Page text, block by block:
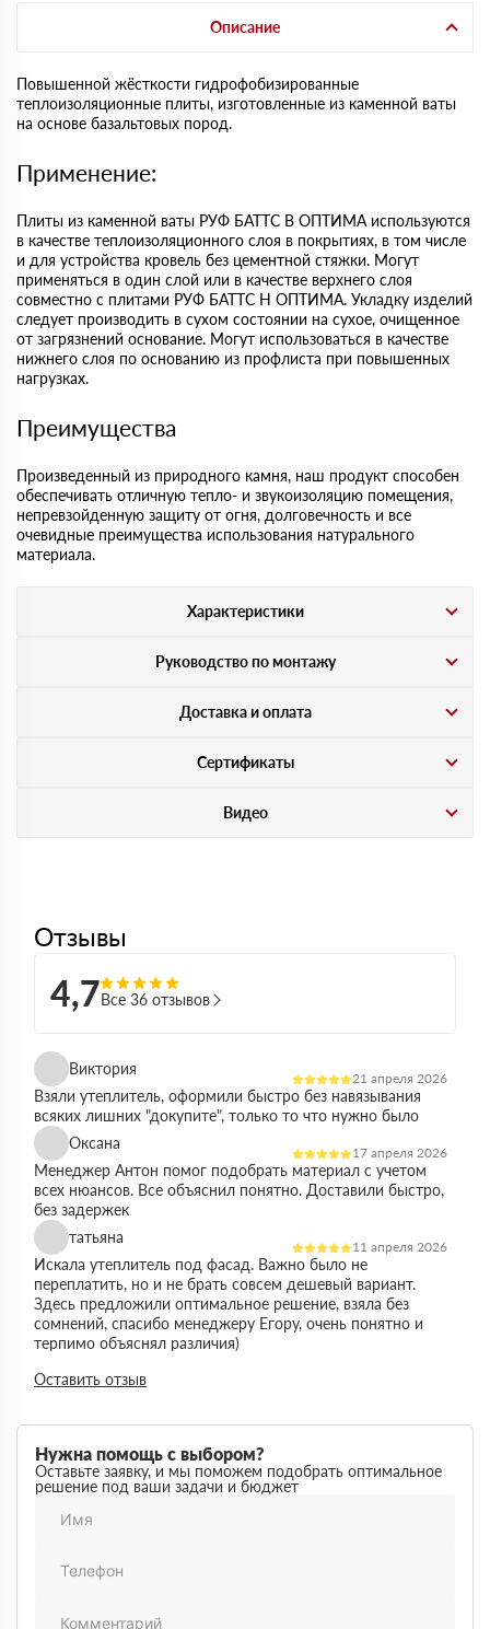
Описание
Повышенной жёсткости гидрофобизированные
теплоизоляционные плиты, изготовленные из каменной ваты
на основе базальтовых пород.
Применение:
Плиты из каменной ваты РУФ БАТТС В ОПТИМА используются
в качестве теплоизоляционного слоя в покрытиях, в том числе
и для устройства кровель без цементной стяжки. Могут
применяться в один слой или в качестве верхнего слоя
совместно с плитами РУФ БАТТС Н ОПТИМА. Укладку изделий
следует производить в сухом состоянии на сухое, очищенное
от загрязнений основание. Могут использоваться в качестве
нижнего слоя по основанию из профлиста при повышенных
нагрузках.
Преимущества
Произведенный из природного камня, наш продукт способен
обеспечивать отличную тепло- и звукоизоляцию помещения,
непревзойденную защиту от огня, долговечность и все
очевидные преимущества использования натурального
материала.
Характеристики
Руководство по монтажу
Доставка и оплата
Сертификаты
Видео
Отзывы
4,7Все 36 отзывов
Виктория
21 апреля 2026
Взяли утеплитель, оформили быстро без навязывания
всяких лишних "докупите", только то что нужно было
Оксана
17 апреля 2026
Менеджер Антон помог подобрать материал с учетом
всех нюансов. Все объяснил понятно. Доставили быстро,
без задержек
татьяна
11 апреля 2026
Искала утеплитель под фасад. Важно было не
переплатить, но и не брать совсем дешевый вариант.
Здесь предложили оптимальное решение, взяла без
сомнений, спасибо менеджеру Егору, очень понятно и
терпимо объяснял различия)
Максим
03 марта 2026
Немного запутался в видах утеплителей но помогли
разобратсья, менеджеры быстро связались и помогли
Заказывал утеплитель для дачи. Объем небольшой, но
отношение нормальное, наверное будем заказывать еще
Оставить отзыв
Нужна помощь с выбором?
Оставьте заявку, и мы поможем подобрать оптимальное
решение под ваши задачи и бюджет